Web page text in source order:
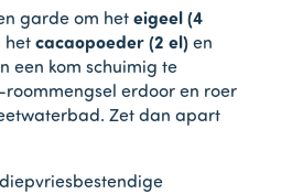
garde om het eigeel (4
het cacaopoeder (2 el) en
een kom schuimig te
roommengsel erdoor en roer
Zet dan apart